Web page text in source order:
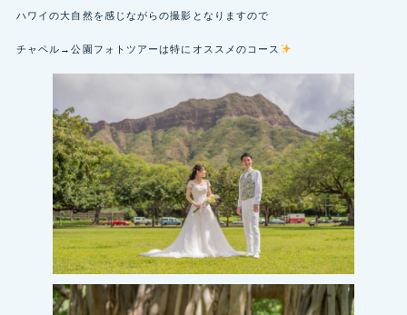
ハワイの大自然を感じながらの撮影となりますので
チャペル→公園フォトツアーは特にオススメのコース